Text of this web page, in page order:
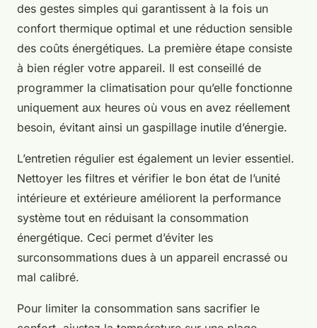
des gestes simples qui garantissent à la fois un
confort thermique optimal et une réduction sensible
des coûts énergétiques. La première étape consiste
à bien régler votre appareil. Il est conseillé de
programmer la climatisation pour qu’elle fonctionne
uniquement aux heures où vous en avez réellement
besoin, évitant ainsi un gaspillage inutile d’énergie.
L’entretien régulier est également un levier essentiel.
Nettoyer les filtres et vérifier le bon état de l’unité
intérieure et extérieure améliorent la performance
système tout en réduisant la consommation
énergétique. Ceci permet d’éviter les
surconsommations dues à un appareil encrassé ou
mal calibré.
Pour limiter la consommation sans sacrifier le